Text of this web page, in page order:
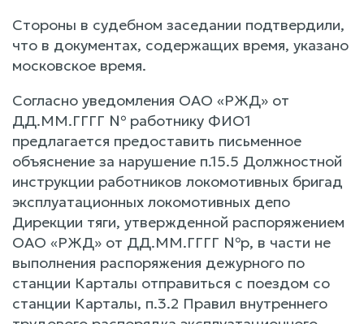
Стороны в судебном заседании подтвердили,
что в документах, содержащих время, указано
московское время.
Согласно уведомления ОАО «РЖД» от
ДД.ММ.ГГГГ № работнику ФИО1
предлагается предоставить письменное
объяснение за нарушение п.15.5 Должностной
инструкции работников локомотивных бригад
эксплуатационных локомотивных депо
Дирекции тяги, утвержденной распоряжением
ОАО «РЖД» от ДД.ММ.ГГГГ №р, в части не
выполнения распоряжения дежурного по
станции Карталы отправиться с поездом со
станции Карталы, п.3.2 Правил внутреннего